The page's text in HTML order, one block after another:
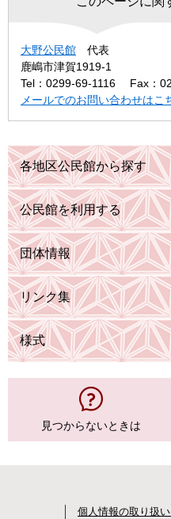
大野公民館
代表
鹿嶋市津賀1919-1
Tel：0299-69-1116
Fax：
メールでのお問い合わせはこ
各地区公民館から探す
公民館を利用する
団体情報
リンク集
様式
見つからないときは
個人情報の取り扱